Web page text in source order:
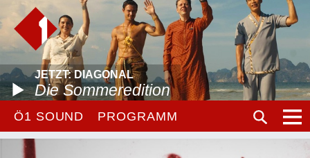
JETZT: DIAGONAL
Die Sommeredition
Ö1 SOUND PROGRAMM